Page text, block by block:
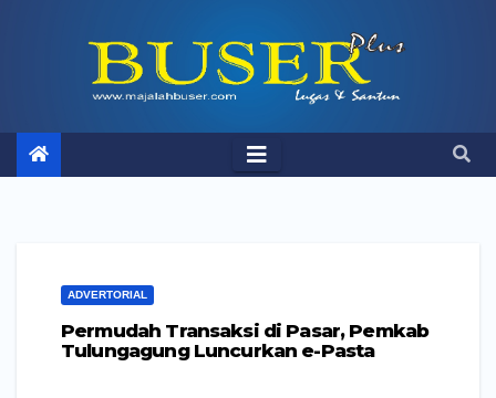
ADVERTORIAL
Permudah Transaksi di Pasar, Pemkab
Tulungagung Luncurkan e-Pasta